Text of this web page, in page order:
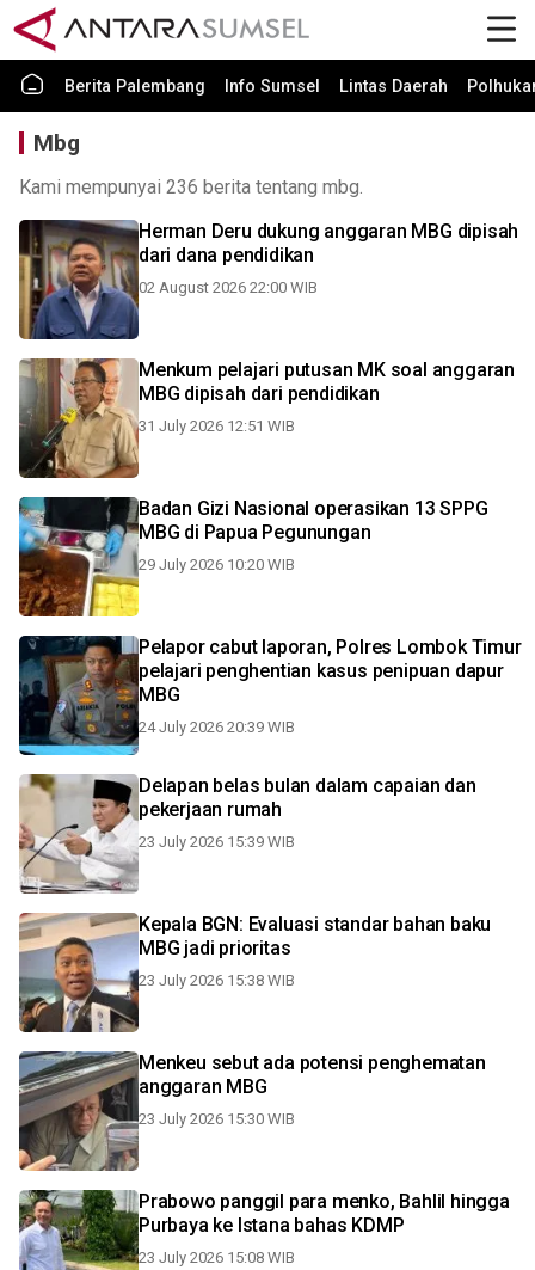
Berita Palembang Info Sumsel Lintas Daerah
Mbg
Kami mempunyai 236 berita tentang mbg.
Herman Deru dukung anggaran MBG dipisah
dari dana pendidikan
02 August 2026 22:00 WIB
Menkum pelajari putusan MK soal anggaran
MBG dipisah dari pendidikan
31 July 2026 12:51 WIB
Badan Gizi Nasional operasikan 13 SPPG
MBG di Papua Pegunungan
29 July 2026 10:20 WIB
Pelapor cabut laporan, Polres Lombok Timur
pelajari penghentian kasus penipuan dapur
MBG
24 July 2026 20:39 WIB
Delapan belas bulan dalam capaian dan
pekerjaan rumah
23 July 2026 15:39 WIB
Kepala BGN: Evaluasi standar bahan baku
MBG jadi prioritas
23 July 2026 15:38 WIB
Menkeu sebut ada potensi penghematan
anggaran MBG
23 July 2026 15:30 WIB
Prabowo panggil para menko, Bahlil hingga
Purbaya ke Istana bahas KDMP
23 July 2026 15:08 WIB